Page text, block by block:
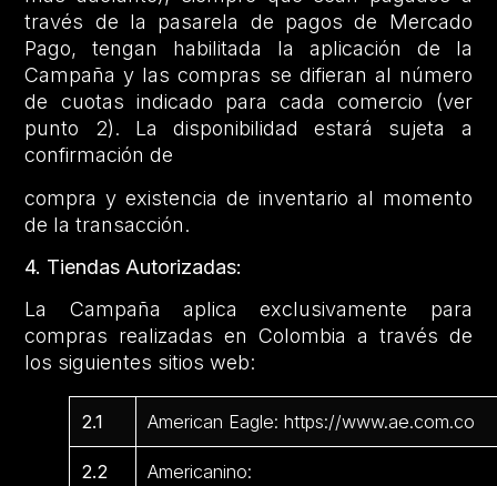
través de la pasarela de pagos de Mercado
Pago, tengan habilitada la aplicación de la
Campaña y las compras se difieran al número
de cuotas indicado para cada comercio (ver
punto 2). La disponibilidad estará sujeta a
confirmación de
compra y existencia de inventario al momento
de la transacción.
4. Tiendas Autorizadas:
La Campaña aplica exclusivamente para
compras realizadas en Colombia a través de
los siguientes sitios web:
2.1 American Eagle: https://www.ae.com.co
2.2
Americanino: